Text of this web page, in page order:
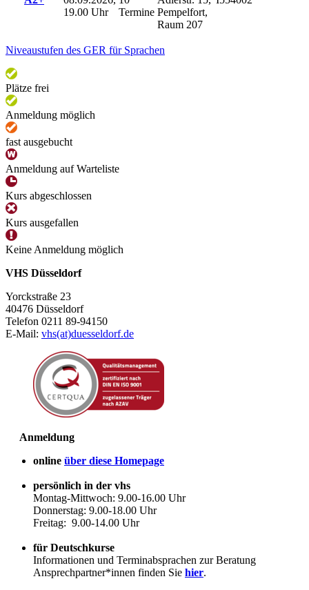
19.00 Uhr
Termine Pempelfort,
Raum 207
Niveaustufen des GER für Sprachen
Plätze frei
Anmeldung möglich
fast ausgebucht
Anmeldung auf Warteliste
Kurs abgeschlossen
Kurs ausgefallen
Keine Anmeldung möglich
VHS Düsseldorf
Yorckstraße 23
40476 Düsseldorf
Telefon 0211 89-94150
E-Mail: vhs(at)duesseldorf.de
Anmeldung
online über diese Homepage
persönlich in der vhs
Montag-Mittwoch: 9.00-16.00 Uhr
Donnerstag: 9.00-18.00 Uhr
Freitag: 9.00-14.00 Uhr
für Deutschkurse
Informationen und Terminabsprachen zur Beratung
Ansprechpartner*innen finden Sie hier.